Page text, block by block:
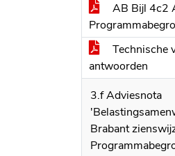
AB Bijl 4c2
Technische
antwoorden
3.f Adviesnota
Brabant